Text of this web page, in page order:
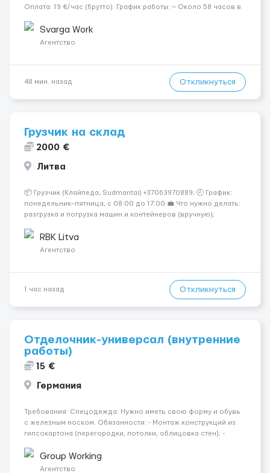
Оплата: 19 €/час (брутто). График работы: — Около 58 часов в
переработки. Дата начала: — Как можно скорее....
Svarga Work
Агентство
48 мин. назад Откликнуться
Грузчик на склад
2000 €
Литва
📦 Грузчик (Клайпеда, Sudmantai) +37063970889; 🕗 График:
понедельник–пятница, с 08:00 до 17:00 💼 Что нужно делать:
разгрузка и погрузка машин и контейнеров (вручную);
выполнение других поручений заведующего складом. ✅
Требования: ...
RBK Litva
Агентство
1 час назад Откликнуться
Отделочник-универсал (внутренние
работы)
15 €
Германия
Требования: Спецодежда: Нужно иметь свою форму и обувь
с железным носком. Обязанности: - Монтаж конструкций из
гипсокартона (перегородки, потолки, облицовка стен); -
малярных работ (шпатлевка, грунтовка, покраска); -
Штукатурные работы ...
Group Working
Агентство